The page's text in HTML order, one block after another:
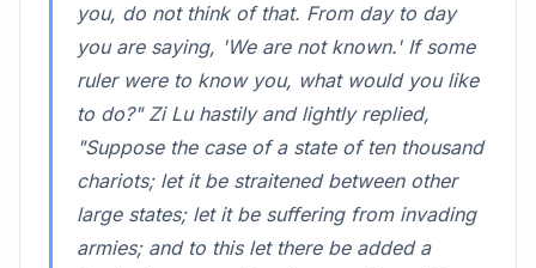
you, do not think of that. From day to day
you are saying, 'We are not known.' If some
ruler were to know you, what would you like
to do?" Zi Lu hastily and lightly replied,
"Suppose the case of a state of ten thousand
chariots; let it be straitened between other
large states; let it be suffering from invading
armies; and to this let there be added a